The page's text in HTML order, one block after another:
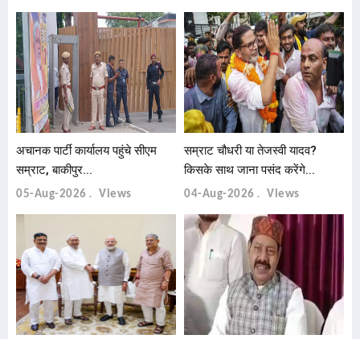
अचानक पार्टी कार्यालय पहुंचे सीएम
सम्राट, बाकीपुर...
05-Aug-2026 Views
सम्राट चौधरी या तेजस्वी यादव?
किसके साथ जाना पसंद करेंगे...
04-Aug-2026 Views